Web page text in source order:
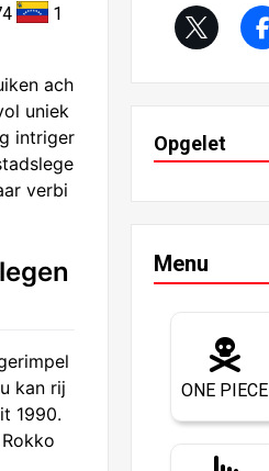
1
ach
uniek
intriger
verbi
kan rij
1990.
Opgelet
Menu
ONE PIECE